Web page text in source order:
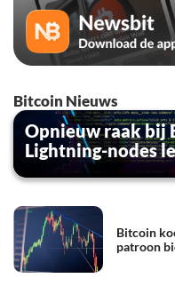
Bitcoin Nieuws
Opnieuw raak bij
Lightning-nodes
Bitcoin
patroon